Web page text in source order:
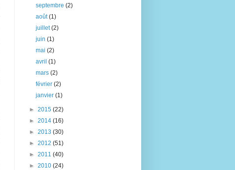
septembre(2)
août(1)
juillet(2)
juin(1)
mai(2)
avril(1)
mars(2)
février(2)
janvier(1)
► 2015 (22)
► 2014 (16)
► 2013 (30)
► 2012 (51)
► 2011 (40)
► 2010 (24)